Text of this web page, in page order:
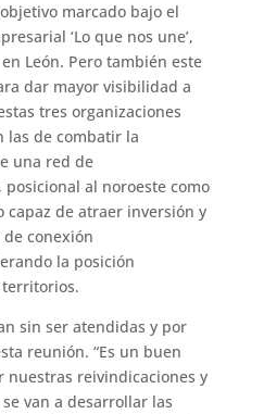
marcado bajo el
‘Lo que nos une’,
León. Pero también este
dar mayor visibilidad a
tres organizaciones
las de combatir la
una red de
al noroeste como
de atraer inversión y
conexión
la posición
territorios.
sin ser atendidas y por
reunión. “Es un buen
nuestras reivindicaciones y
van a desarrollar las